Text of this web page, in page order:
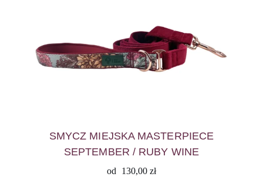
SMYCZ MIEJSKA MASTERPIECE
SEPTEMBER / RUBY WINE
od 130,00 zł